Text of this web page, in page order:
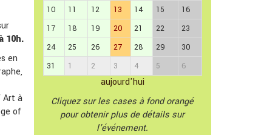
10h.
en
Art à
of
10
11 12 13 14 15
16
17
18 19 20 21 22
23
24
25 26 27 28 29
30
31
1 2 3 4 5 6
aujourd'hui
Cliquez sur les cases à fond orangé
pour obtenir plus de détails sur
l'événement.